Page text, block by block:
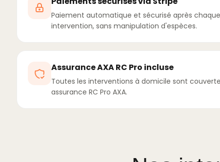
Paiement automatique et sécurisé après chaque
intervention, sans manipulation d'espèces.
Assurance AXA RC Pro incluse
Toutes les interventions à domicile sont
assurance RC Pro AXA.